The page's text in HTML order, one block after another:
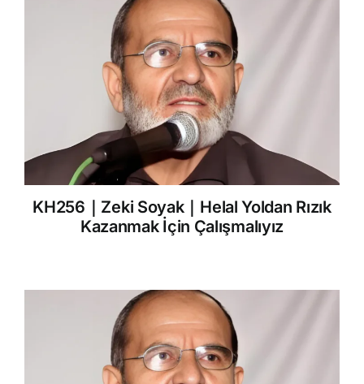
KH256｜Zeki Soyak｜Helal Yoldan Rızık
Kazanmak İçin Çalışmalıyız